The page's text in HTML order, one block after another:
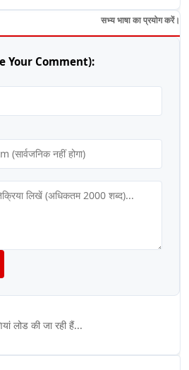
सभ्य भाषा का प्रयोग करें।
Your Comment):
लोड की जा रही हैं...